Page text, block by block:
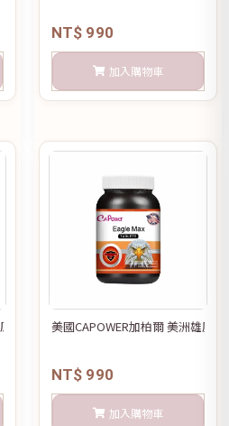
NT$ 990
加入購物車
蛋白胜肽膠囊美國CAPOWER加柏爾 美洲雄鷹錠
NT$ 990
加入購物車